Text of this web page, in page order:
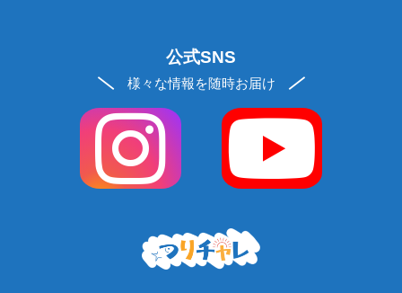
公式SNS
様々な情報を随時お届け